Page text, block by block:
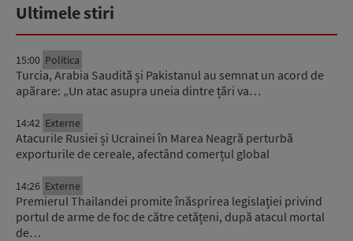
Ultimele stiri
15:00 Politica
Turcia, Arabia Saudită și Pakistanul au semnat un acord de
apărare: „Un atac asupra uneia dintre țări va…
14:42 Externe
Atacurile Rusiei și Ucrainei în Marea Neagră perturbă
exporturile de cereale, afectând comerțul global
14:26 Externe
Premierul Thailandei promite înăsprirea legislației privind
portul de arme de foc de către cetățeni, după atacul mortal
de…